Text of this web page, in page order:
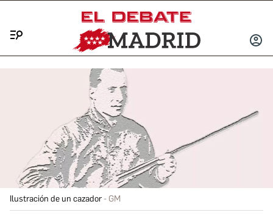
INICIAR
Ilustración de un cazador GM